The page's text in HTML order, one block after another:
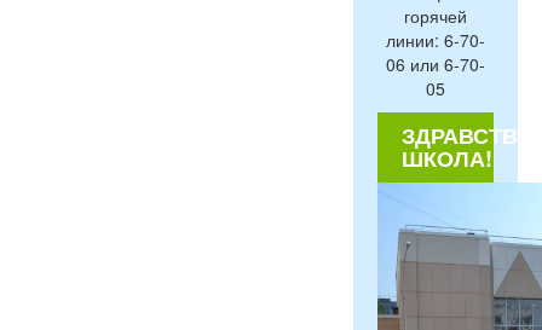
горячей
линии: 6-70-
06 или 6-70-
05
ШКОЛА!